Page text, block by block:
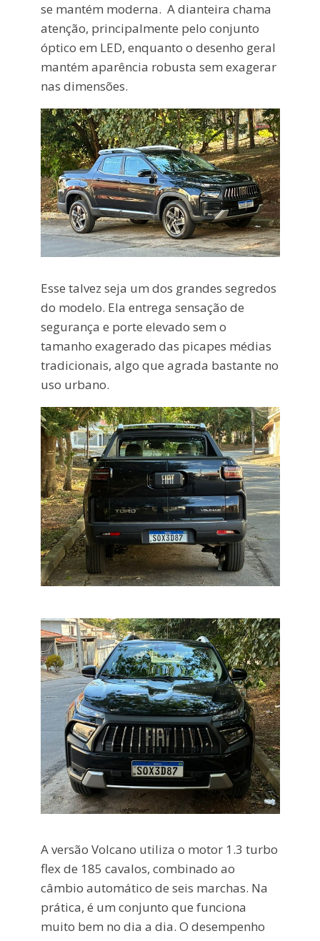
se mantém moderna. A dianteira chama
atenção, principalmente pelo conjunto
óptico em LED, enquanto o desenho geral
mantém aparência robusta sem exagerar
nas dimensões.
Esse talvez seja um dos grandes segredos
do modelo. Ela entrega sensação de
segurança e porte elevado sem o
tamanho exagerado das picapes médias
tradicionais, algo que agrada bastante no
uso urbano.
A versão Volcano utiliza o motor 1.3 turbo
flex de 185 cavalos, combinado ao
câmbio automático de seis marchas. Na
prática, é um conjunto que funciona
muito bem no dia a dia. O desempenho